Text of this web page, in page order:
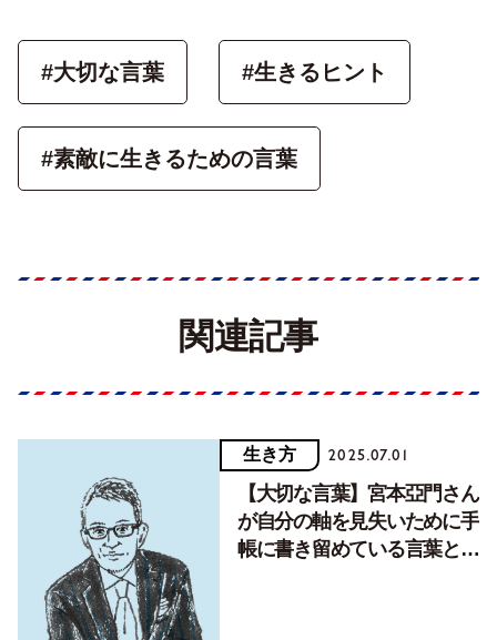
#大切な言葉 #生きるヒント
#素敵に生きるための言葉
関連記事
生き方 2025.07.01
【大切な言葉】宮本亞門さん
が自分の軸を見失いために手
帳に書き留めている言葉と